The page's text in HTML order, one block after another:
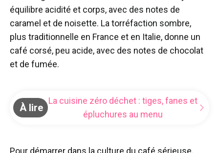
équilibre acidité et corps, avec des notes de
caramel et de noisette. La torréfaction sombre,
plus traditionnelle en France et en Italie, donne un
café corsé, peu acide, avec des notes de chocolat
et de fumée.
À lire
La cuisine zéro déchet : tiges, fanes et
épluchures au menu
Pour démarrer dans la culture du café sérieuse,